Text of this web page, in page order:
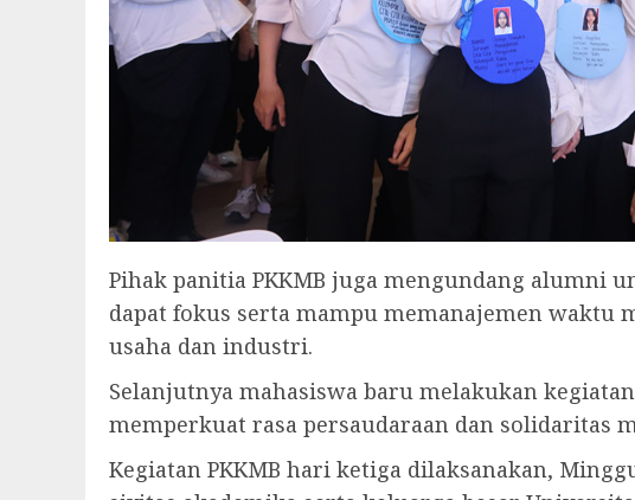
Pihak panitia PKKMB juga mengundang alumni
dapat fokus serta mampu memanajemen waktu
usaha dan industri.
Selanjutnya mahasiswa baru melakukan
memperkuat rasa persaudaraan dan solidaritas
Kegiatan PKKMB hari ketiga dilaksanakan,